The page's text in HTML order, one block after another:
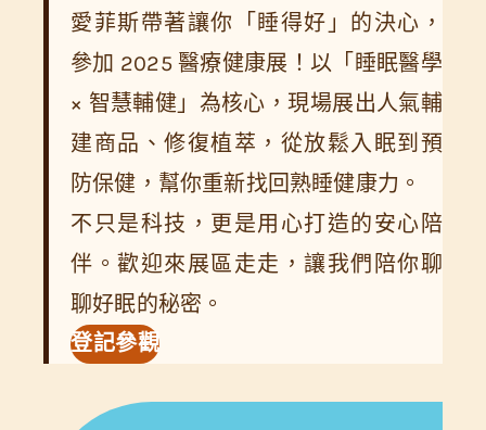
愛菲斯帶著讓你「睡得好」的決心，
參加 2025 醫療健康展！以「睡眠醫學
× 智慧輔健」為核心，現場展出人氣輔
建商品、修復植萃，從放鬆入眠到預
防保健，幫你重新找回熟睡健康力。
不只是科技，更是用心打造的安心陪
伴。歡迎來展區走走，讓我們陪你聊
聊好眠的秘密。
登記參觀